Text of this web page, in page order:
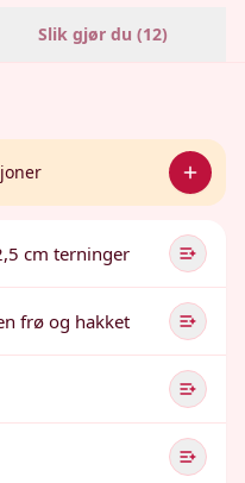
Slik gjør du (12)
cm terninger
frø og hakket